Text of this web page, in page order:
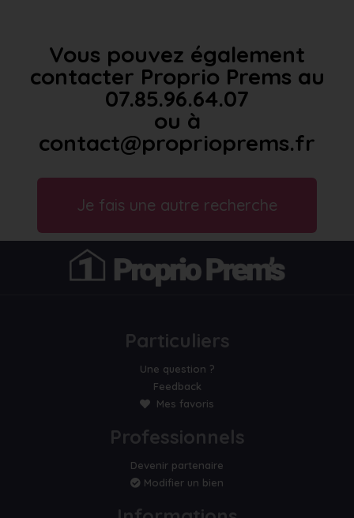
Vous pouvez également
contacter Proprio Prems au
07.85.96.64.07
ou à
contact@proprioprems.fr
Je fais une autre recherche
Particuliers
Une question ?
Feedback
Mes favoris
Professionnels
Devenir partenaire
Modifier un bien